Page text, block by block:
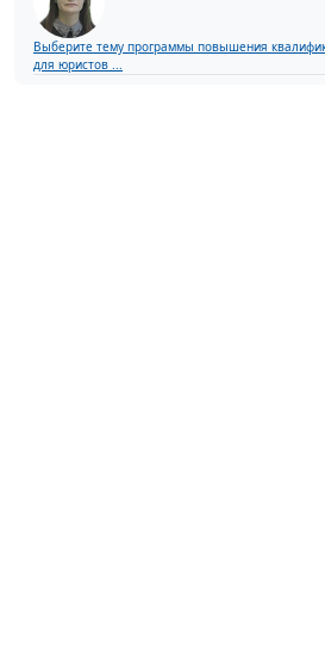
Выберите тему программы повышения
для юристов ...